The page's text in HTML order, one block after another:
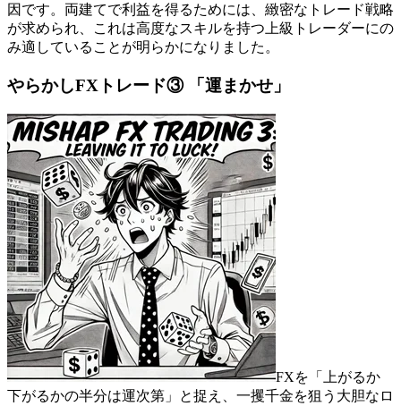
因です。両建てで利益を得るためには、緻密なトレード戦略
が求められ、これは高度なスキルを持つ上級トレーダーにの
み適していることが明らかになりました。
やらかしFXトレード③ 「運まかせ」
FXを「上がるか
下がるかの半分は運次第」と捉え、一攫千金を狙う大胆なロ